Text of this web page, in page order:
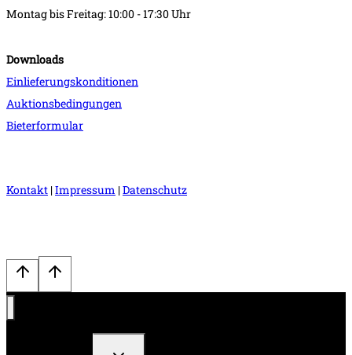
Montag bis Freitag: 10:00 - 17:30 Uhr
Downloads
Einlieferungskonditionen
Auktionsbedingungen
Bieterformular
Kontakt |Impressum |Datenschutz
Untermenü